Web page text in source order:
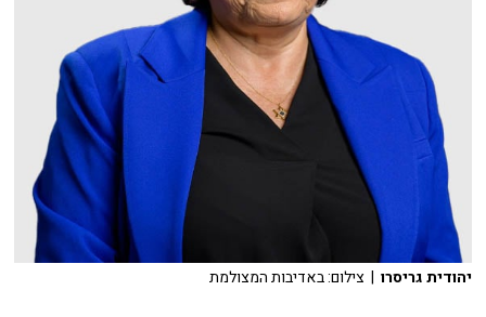
יהודית גריסרו | צילום: באדיבות המצולמת